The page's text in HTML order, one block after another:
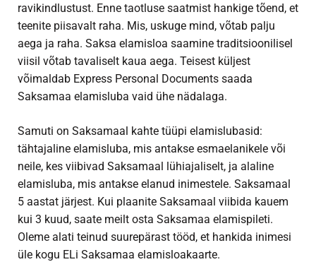
ravikindlustust. Enne taotluse saatmist hankige tõend, et
teenite piisavalt raha. Mis, uskuge mind, võtab palju
aega ja raha. Saksa elamisloa saamine traditsioonilisel
viisil võtab tavaliselt kaua aega. Teisest küljest
võimaldab Express Personal Documents saada
Saksamaa elamisluba vaid ühe nädalaga.
Samuti on Saksamaal kahte tüüpi elamislubasid:
tähtajaline elamisluba, mis antakse esmaelanikele või
neile, kes viibivad Saksamaal lühiajaliselt, ja alaline
elamisluba, mis antakse elanud inimestele. Saksamaal
5 aastat järjest. Kui plaanite Saksamaal viibida kauem
kui 3 kuud, saate meilt osta Saksamaa elamispileti.
Oleme alati teinud suurepärast tööd, et hankida inimesi
üle kogu ELi Saksamaa elamisloakaarte.